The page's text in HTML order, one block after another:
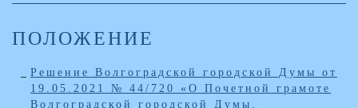
ПОЛОЖЕНИЕ
Решение Волгоградской городской Думы от
19.05.2021 № 44/720 «О Почетной грамоте
Волгоградской городской Думы,